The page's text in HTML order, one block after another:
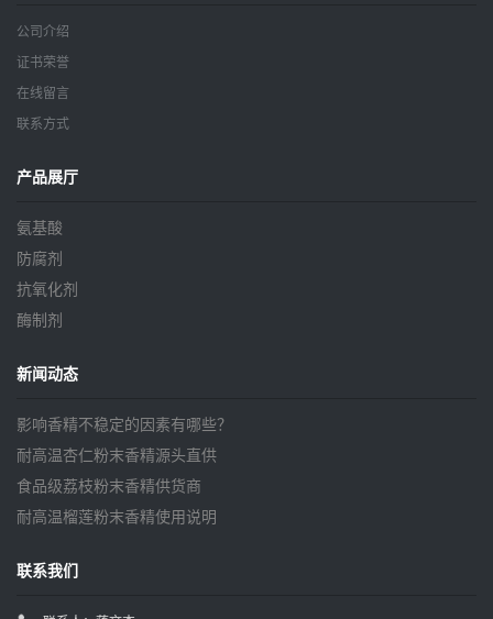
公司介绍
证书荣誉
在线留言
联系方式
产品展厅
氨基酸
防腐剂
抗氧化剂
酶制剂
新闻动态
影响香精不稳定的因素有哪些？
耐高温杏仁粉末香精源头直供
食品级荔枝粉末香精供货商
耐高温榴莲粉末香精使用说明
联系我们